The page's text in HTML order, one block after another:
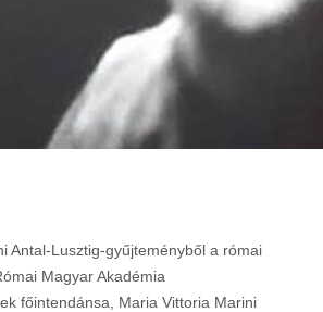
Antal-Lusztig-gyűjteményből a római
Magyar Akadémia
főintendánsa, Maria Vittoria Marini